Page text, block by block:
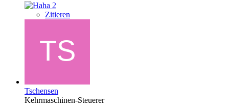
2
Zitieren
Tschensen
Kehrmaschinen-Steuerer